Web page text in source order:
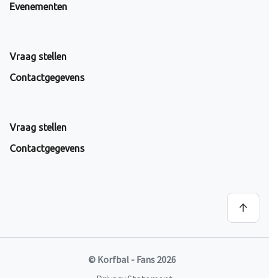
Evenementen
Vraag stellen
Contactgegevens
Vraag stellen
Contactgegevens
© Korfbal - Fans 2026